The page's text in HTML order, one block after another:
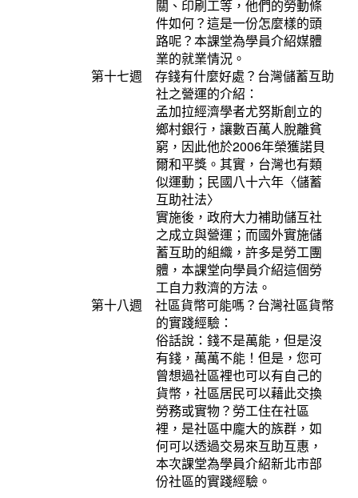
關、印刷工等，他們的勞動條
件如何？這是一份怎麼樣的頭
路呢？本課堂為學員介紹媒體
業的就業情況。
第十七週 存錢有什麼好處？台灣儲蓄互助
社之營運的介紹：
孟加拉經濟學者尤努斯創立的
鄉村銀行，讓數百萬人脫離貧
窮，因此他於2006年榮獲諾貝
爾和平獎。其實，台灣也有類
似運動；民國八十六年〈儲蓄
互助社法〉
實施後，政府大力補助儲互社
之成立與營運；而國外實施儲
蓄互助的組織，許多是勞工團
體，本課堂向學員介紹這個勞
工自力救濟的方法。
第十八週 社區貨幣可能嗎？台灣社區貨幣
的實踐經驗：
俗話說：錢不是萬能，但是沒
有錢，萬萬不能！但是，您可
曾想過社區裡也可以有自己的
貨幣，社區居民可以藉此交換
勞務或實物？勞工住在社區
裡，是社區中龐大的族群，如
何可以透過交易來互助互惠，
本次課堂為學員介紹新北市部
份社區的實踐經驗。